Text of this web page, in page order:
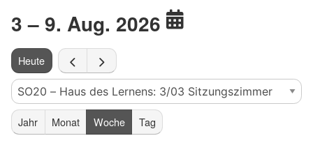
3 – 9. Aug. 2026
Heute
Jahr Monat Woche Tag